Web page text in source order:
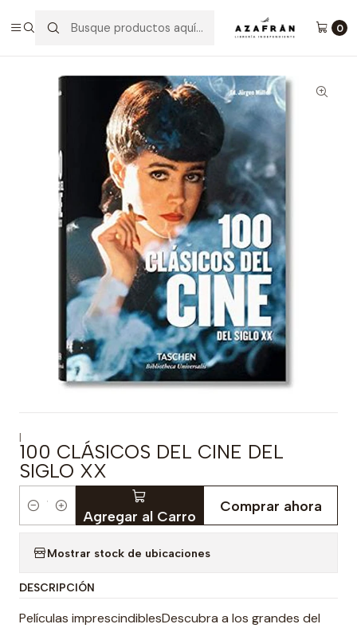
0
100 Clásicos Del Cine Del Siglo Xx
|
100 CLÁSICOS DEL CINE DEL
SIGLO XX
Cantidad Agregar al Carro
Comprar ahora
Mostrar stock de ubicaciones
DESCRIPCIÓN
Películas imprescindiblesDescubra a los grandes del